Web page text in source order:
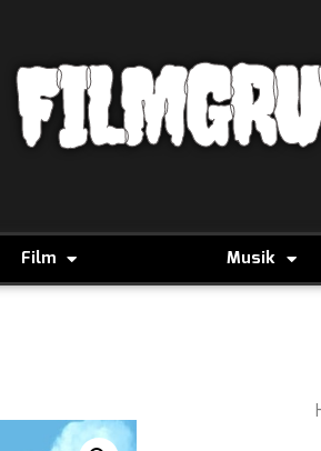
Film Musik